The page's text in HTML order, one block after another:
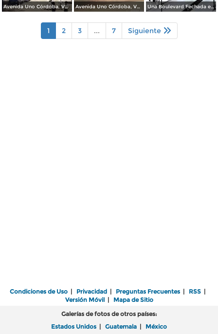
Avenida Uno Córdoba, Veracruz Avenida Uno Córdoba, Veracruz Una Boulevard Fechada en 1936.
1 2 3 ... 7 Siguiente
Condiciones de Uso | Privacidad | Preguntas Frecuentes | RSS |
Versión Móvil| Mapa de Sitio
Galerías de fotos de otros países:
Estados Unidos | Guatemala | México